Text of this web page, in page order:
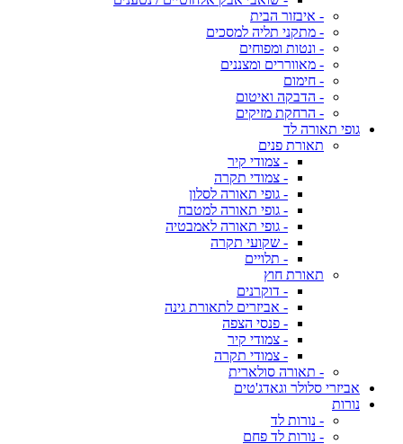
- איבזור הבית
- מתקני תליה למסכים
- ונטות ומפוחים
- מאווררים ומצננים
- חימום
- הדבקה ואיטום
- הרחקת מזיקים
גופי תאורה לד
תאורת פנים
- צמודי קיר
- צמודי תקרה
- גופי תאורה לסלון
- גופי תאורה למטבח
- גופי תאורה לאמבטיה
- שקועי תקרה
- תלויים
תאורת חוץ
- דוקרנים
- אביזרים לתאורת גינה
- פנסי הצפה
- צמודי קיר
- צמודי תקרה
- תאורה סולארית
אביזרי סלולר וגאדג'טים
נורות
- נורות לד
- נורות לד פחם